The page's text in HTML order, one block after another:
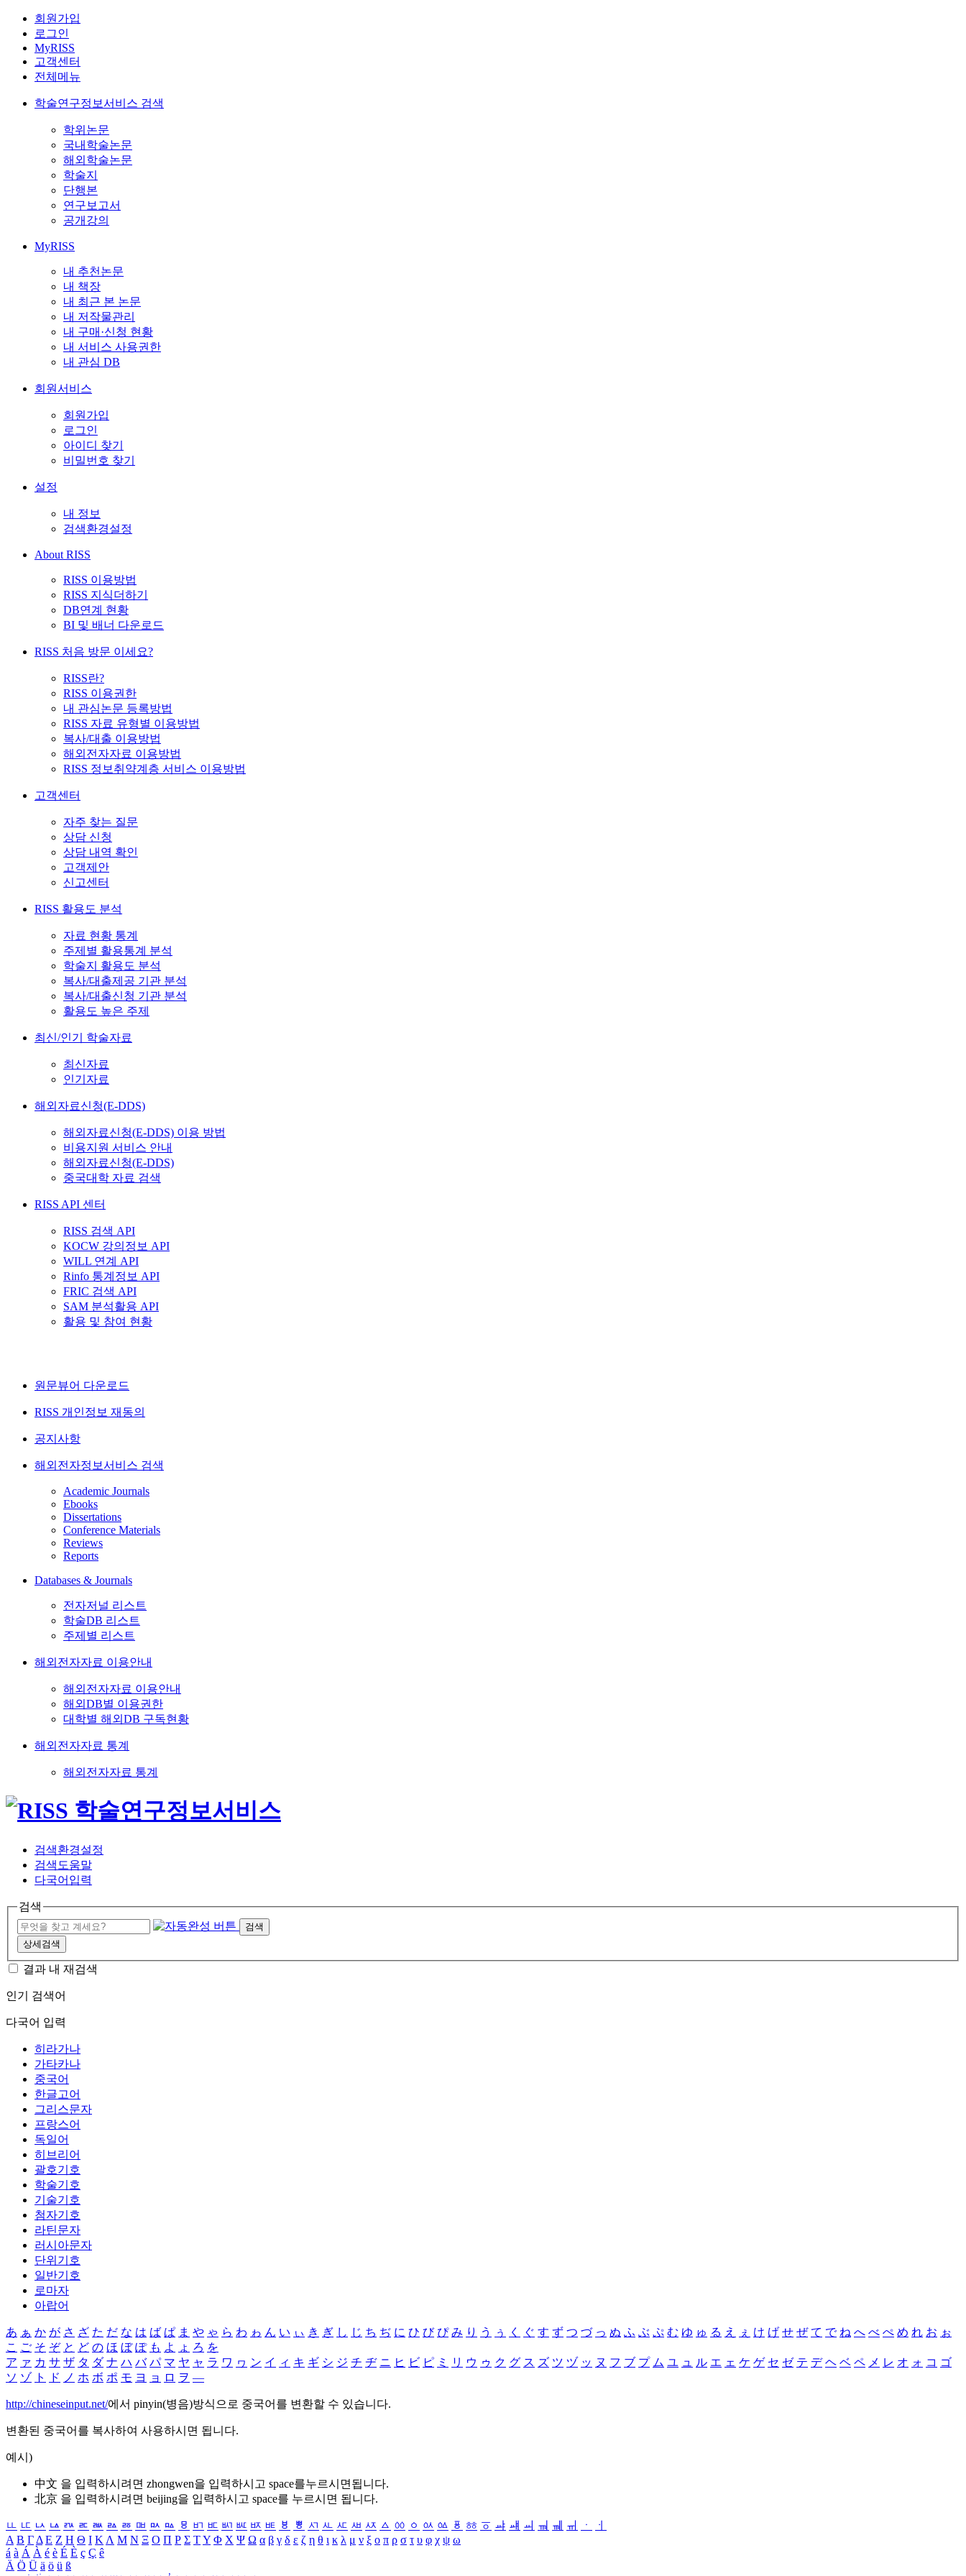
회원가입
로그인
MyRISS
고객센터
전체메뉴
학술연구정보서비스 검색
학위논문
국내학술논문
해외학술논문
학술지
단행본
연구보고서
공개강의
MyRISS
내 추천논문
내 책장
내 최근 본 논문
내 저작물관리
내 구매·신청 현황
내 서비스 사용권한
내 관심 DB
회원서비스
회원가입
로그인
아이디 찾기
비밀번호 찾기
설정
내 정보
검색환경설정
About RISS
RISS 이용방법
RISS 지식더하기
DB연계 현황
BI 및 배너 다운로드
RISS 처음 방문 이세요?
RISS란?
RISS 이용권한
내 관심논문 등록방법
RISS 자료 유형별 이용방법
복사/대출 이용방법
해외전자자료 이용방법
RISS 정보취약계층 서비스 이용방법
고객센터
자주 찾는 질문
상담 신청
상담 내역 확인
고객제안
신고센터
RISS 활용도 분석
자료 현황 통계
주제별 활용통계 분석
학술지 활용도 분석
복사/대출제공 기관 분석
복사/대출신청 기관 분석
활용도 높은 주제
최신/인기 학술자료
최신자료
인기자료
해외자료신청(E-DDS)
해외자료신청(E-DDS) 이용 방법
비용지원 서비스 안내
해외자료신청(E-DDS)
중국대학 자료 검색
RISS API 센터
RISS 검색 API
KOCW 강의정보 API
WILL 연계 API
Rinfo 통계정보 API
FRIC 검색 API
SAM 분석활용 API
활용 및 참여 현황
원문뷰어 다운로드
RISS 개인정보 재동의
공지사항
해외전자정보서비스 검색
Academic Journals
Ebooks
Dissertations
Conference Materials
Reviews
Reports
Databases & Journals
전자저널 리스트
학술DB 리스트
주제별 리스트
해외전자자료 이용안내
해외전자자료 이용안내
해외DB별 이용권한
대학별 해외DB 구독현황
해외전자자료 통계
해외전자자료 통계
검색환경설정
검색도움말
다국어입력
검색
검색
상세검색
결과 내 재검색
인기 검색어
다국어 입력
히라가나
가타카나
중국어
한글고어
그리스문자
프랑스어
독일어
히브리어
괄호기호
학술기호
기술기호
첨자기호
라틴문자
러시아문자
단위기호
일반기호
로마자
아랍어
あ ぁ か が さ ざ た だ な は ば ぱ ま や ゃ ら わ ゎ ん い ぃ き ぎ し じ ち ぢ に ひ び ぴ み り う ぅ く ぐ す ず つ づ っ ぬ ふ ぶ ぷ む ゆ ゅ る え ぇ け げ せ ぜ て で ね へ べ ぺ め れ お ぉ
こ ご そ ぞ と ど の ほ ぼ ぽ も よ ょ ろ を
ア ァ カ サ ザ タ ダ ナ ハ バ パ マ ヤ ャ ラ ワ ヮ ン イ ィ キ ギ シ ジ チ ヂ ニ ヒ ビ ピ ミ リ ウ ゥ ク グ ス ズ ツ ヅ ッ ヌ フ ブ プ ム ユ ュ ル エ ェ ケ ゲ セ ゼ テ デ ヘ ベ ペ メ レ オ ォ コ ゴ
ソ ゾ ト ド ノ ホ ボ ポ モ ヨ ョ ロ ヲ ―
http://chineseinput.net/에서 pinyin(병음)방식으로 중국어를 변환할 수 있습니다.
변환된 중국어를 복사하여 사용하시면 됩니다.
예시)
中文 을 입력하시려면 zhongwen을 입력하시고 space를누르시면됩니다.
北京 을 입력하시려면 beijing을 입력하시고 space를 누르시면 됩니다.
ㅥ ㅦ ㅧ ㅨ ㅩ ㅪ ㅫ ㅬ ㅭ ㅮ ㅯ ㅰ ㅱ ㅲ ㅳ ㅴ ㅵ ㅶ ㅷ ㅸ ㅹ ㅺ ㅻ ㅼ ㅽ ㅾ ㅿ ㆀ ㆁ ㆂ ㆃ ㆄ ㆅ ㆆ ㆇ ㆈ ㆉ ㆊ ㆋ ㆌ ㆍ
ㆎ
Α Β ΓΔ Ε Ζ Η Θ Ι ΚΛ Μ Ν Ξ Ο Π Ρ Σ ΤΥ Φ Χ Ψ Ω α β γ δ ε ζ η θ ι κ λ μ ν ξ ο π ρ σ τ υ φ χ ψ ω
á à Á À é è É È ç Ç ê
Ä Ö Ü ä ö ü ß